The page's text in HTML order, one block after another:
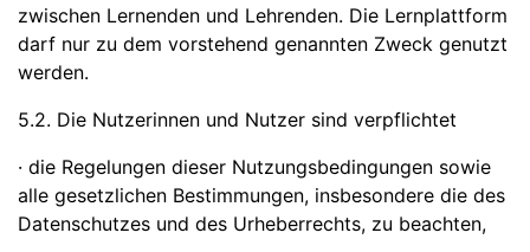
zwischen Lernenden und Lehrenden. Die Lernplattform
darf nur zu dem vorstehend genannten Zweck genutzt
werden.
5.2. Die Nutzerinnen und Nutzer sind verpflichtet
· die Regelungen dieser Nutzungsbedingungen sowie
alle gesetzlichen Bestimmungen, insbesondere die des
Datenschutzes und des Urheberrechts, zu beachten,